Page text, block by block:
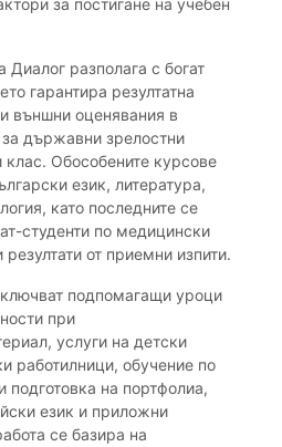
за постигане на учебен
разполага с богат
гарантира резултатна
външни оценявания в
държавни зрелостни
клас. Обособените курсове
език, литература,
като последните се
студенти по медицински
от приемни изпити.
подпомагащи уроци
при
услуги на детски
работилници, обучение по
подготовка на портфолиа,
език и приложни
се базира на